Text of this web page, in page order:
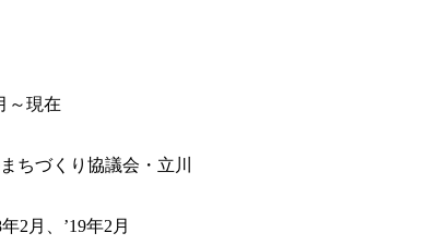
～現在
ちづくり協議会・立川
2月、’19年2月